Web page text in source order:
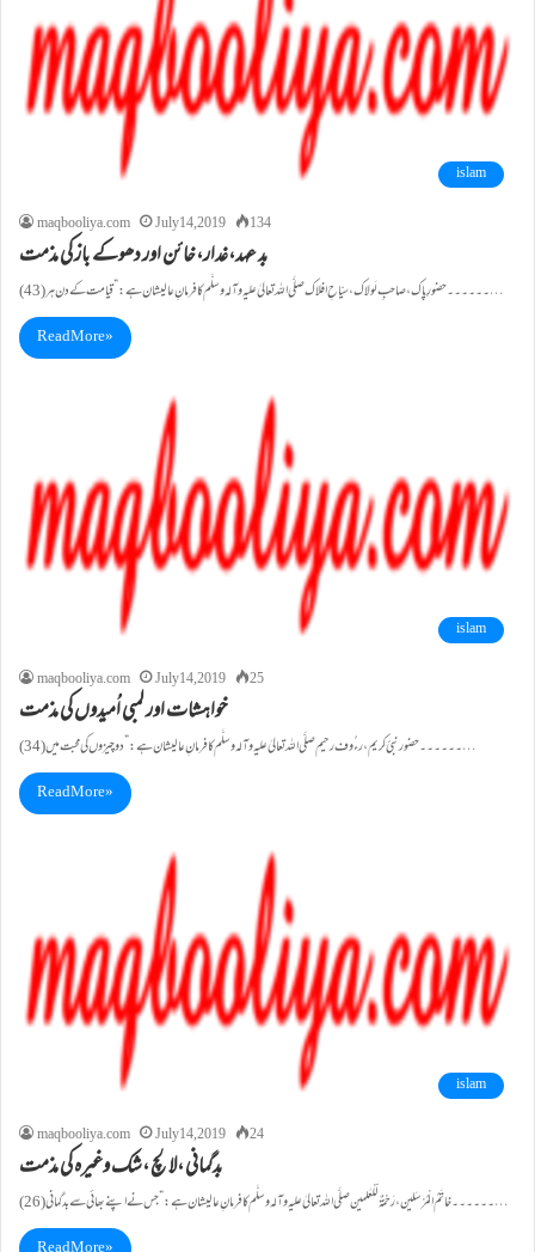
islam
maqbooliya.com
July 14, 2019 134
بد عہد،غدار،خائن اور دھوکے باز کی مذمت
(43)۔۔۔۔۔۔حضورِ پاک، صاحبِ لَولاک، سیّاحِ افلاک صلَّی اللہ تعالیٰ علیہ وآلہ وسلَّم کا فرمانِ عالیشان ہے :”قیامت کے دن ہر…
Read More »
islam
maqbooliya.com
July 14, 2019 25
خواہشات اور لمبی اُمیدوں کی مذمت
(34)۔۔۔۔۔۔حضور نبئ کریم ،رء ُوف رحیم صلَّی اللہ تعالیٰ علیہ وآلہ وسلَّم کا فرمانِ عالیشان ہے :”دوچیزوں کی محبت میں…
Read More »
islam
maqbooliya.com
July 14, 2019 24
بدگمانی ،لالچ ،شک وغیرہ کی مذمت
(26)۔۔۔۔۔۔خاتَمُ الْمُرْسَلین، رَحْمَۃٌ لّلْعٰلمین صلَّی اللہ تعالیٰ علیہ وآلہ وسلَّم کا فرمانِ عالیشان ہے :”جس نے اپنے بھائی سے بدگمانی…